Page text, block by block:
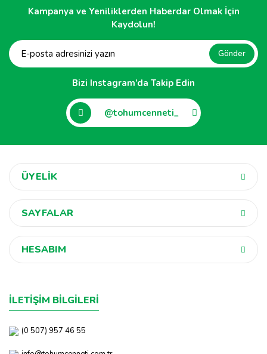
Kampanya ve Yeniliklerden Haberdar Olmak İçin
Kaydolun!
Gönder
Bizi Instagram’da Takip Edin
@tohumcenneti_
ÜYELİK
SAYFALAR
HESABIM
İLETİŞİM BİLGİLERİ
(0 507) 957 46 55